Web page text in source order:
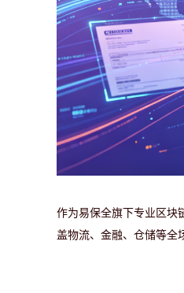
作为易保全旗下专业区块
盖物流、金融、仓储等全